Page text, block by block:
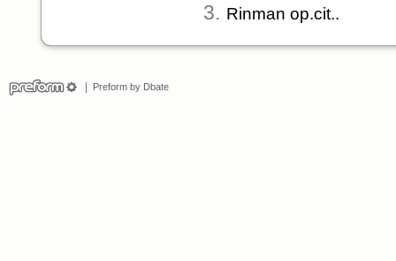
3. Rinman op.cit..
Preform by Dbate